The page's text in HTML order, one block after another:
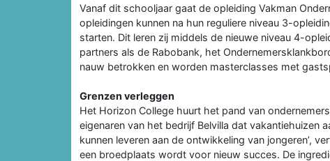
Vanaf dit schooljaar gaat de opleiding Vakman
opleidingen kunnen na hun reguliere niveau 3-
starten. Dit leren zij middels de nieuwe niveau 4-
partners als de Rabobank, het
nauw betrokken en worden masterclasses met
Grenzen verleggen
Het Horizon College huurt het pand van
eigenaren van het bedrijf Belvilla dat vakantiehuizen
kunnen leveren aan de ontwikkeling van jongeren’,
een broedplaats wordt voor nieuw succes. De